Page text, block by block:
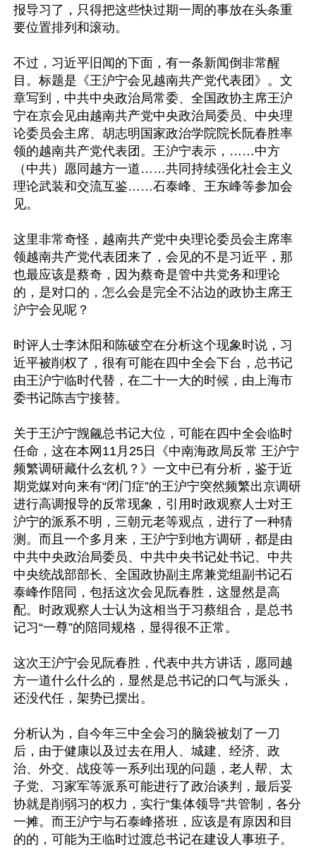
报导习了，只得把这些快过期一周的事放在头条重
要位置排列和滚动。
不过，习近平旧闻的下面，有一条新闻倒非常醒
目。标题是《王沪宁会见越南共产党代表团》。文
章写到，中共中央政治局常委、全国政协主席王沪
宁在京会见由越南共产党中央政治局委员、中央理
论委员会主席、胡志明国家政治学院院长阮春胜率
领的越南共产党代表团。王沪宁表示，……中方
（中共）愿同越方一道……共同持续强化社会主义
理论武装和交流互鉴……石泰峰、王东峰等参加会
见。
这里非常奇怪，越南共产党中央理论委员会主席率
领越南共产党代表团来了，会见的不是习近平，那
也最应该是蔡奇，因为蔡奇是管中共党务和理论
的，是对口的，怎么会是完全不沾边的政协主席王
沪宁会见呢？
时评人士李沐阳和陈破空在分析这个现象时说，习
近平被削权了，很有可能在四中全会下台，总书记
由王沪宁临时代替，在二十一大的时候，由上海市
委书记陈吉宁接替。
关于王沪宁觊觎总书记大位，可能在四中全会临时
任命，这在本网11月25日《中南海政局反常 王沪宁
频繁调研藏什么玄机？》一文中已有分析，鉴于近
期党媒对向来有“闭门症”的王沪宁突然频繁出京调研
进行高调报导的反常现象，引用时政观察人士对王
沪宁的派系不明，三朝元老等观点，进行了一种猜
测。而且一个多月来，王沪宁到地方调研，都是由
中共中央政治局委员、中共中央书记处书记、中共
中央统战部部长、全国政协副主席兼党组副书记石
泰峰作陪同，包括这次会见阮春胜，这显然是高
配。时政观察人士认为这相当于习蔡组合，是总书
记习“一尊”的陪同规格，显得很不正常。
这次王沪宁会见阮春胜，代表中共方讲话，愿同越
方一道什么什么的，显然是总书记的口气与派头，
还没代任，架势已摆出。
分析认为，自今年三中全会习的脑袋被划了一刀
后，由于健康以及过去在用人、城建、经济、政
治、外交、战疫等一系列出现的问题，老人帮、太
子党、习家军等派系可能进行了政治谈判，最后妥
协就是削弱习的权力，实行“集体领导”共管制，各分
一摊。而王沪宁与石泰峰搭班，应该是有原因和目
的的，可能为王临时过渡总书记在建设人事班子。